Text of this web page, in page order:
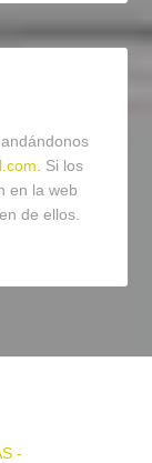
. Si los
en la web
de ellos.
-